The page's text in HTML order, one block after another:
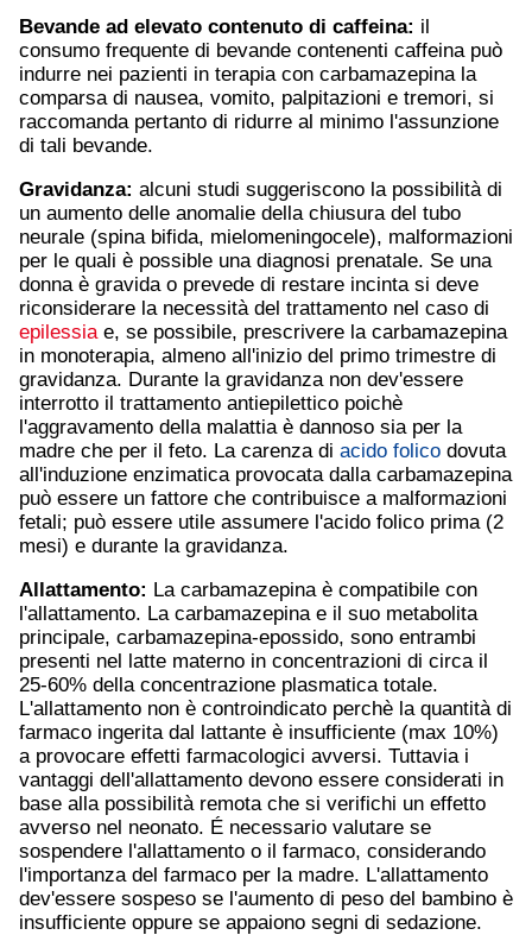
Bevande ad elevato contenuto di caffeina: il
consumo frequente di bevande contenenti caffeina può
indurre nei pazienti in terapia con carbamazepina la
comparsa di nausea, vomito, palpitazioni e tremori, si
raccomanda pertanto di ridurre al minimo l'assunzione
di tali bevande.
Gravidanza: alcuni studi suggeriscono la possibilità di
un aumento delle anomalie della chiusura del tubo
neurale (spina bifida, mielomeningocele), malformazioni
per le quali è possible una diagnosi prenatale. Se una
donna è gravida o prevede di restare incinta si deve
riconsiderare la necessità del trattamento nel caso di
epilessiae, se possibile, prescrivere la carbamazepina
in monoterapia, almeno all'inizio del primo trimestre di
gravidanza. Durante la gravidanza non dev'essere
interrotto il trattamento antiepilettico poichè
l'aggravamento della malattia è dannoso sia per la
madre che per il feto. La carenza di acido folico dovuta
all'induzione enzimatica provocata dalla carbamazepina
può essere un fattore che contribuisce a malformazioni
fetali; può essere utile assumere l'acido folico prima (2
mesi) e durante la gravidanza.
Allattamento: La carbamazepina è compatibile con
l'allattamento. La carbamazepina e il suo metabolita
principale, carbamazepina-epossido, sono entrambi
presenti nel latte materno in concentrazioni di circa il
25-60% della concentrazione plasmatica totale.
L'allattamento non è controindicato perchè la quantità di
farmaco ingerita dal lattante è insufficiente (max 10%)
a provocare effetti farmacologici avversi. Tuttavia i
vantaggi dell'allattamento devono essere considerati in
base alla possibilità remota che si verifichi un effetto
avverso nel neonato. É necessario valutare se
sospendere l'allattamento o il farmaco, considerando
l'importanza del farmaco per la madre. L'allattamento
dev'essere sospeso se l'aumento di peso del bambino è
insufficiente oppure se appaiono segni di sedazione.